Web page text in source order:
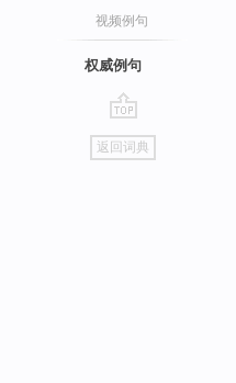
视频例句
权威例句
go
top
返回词典